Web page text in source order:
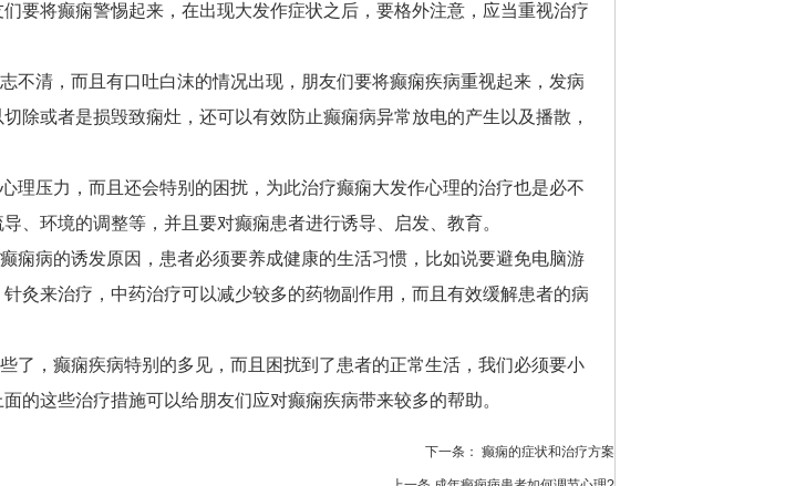
要将癫痫警惕起来，在出现大发作症状之后，要格外注意，应当重视治疗
清，而且有口吐白沫的情况出现，朋友们要将癫痫疾病重视起来，发病
除或者是损毁致痫灶，还可以有效防止癫痫病异常放电的产生以及播散，
压力，而且还会特别的困扰，为此治疗癫痫大发作心理的治疗也是必不
、环境的调整等，并且要对癫痫患者进行诱导、启发、教育。
病的诱发原因，患者必须要养成健康的生活习惯，比如说要避免电脑游
灸来治疗，中药治疗可以减少较多的药物副作用，而且有效缓解患者的病
，癫痫疾病特别的多见，而且困扰到了患者的正常生活，我们必须要小
的这些治疗措施可以给朋友们应对癫痫疾病带来较多的帮助。
下一条： 癫痫的症状和治疗方案